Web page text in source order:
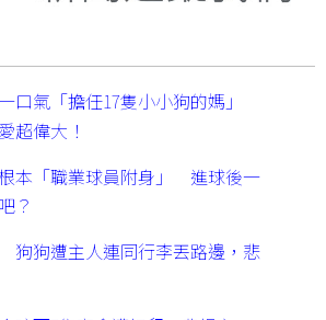
口氣「擔任17隻小小狗的媽」
超偉大！
本「職業球員附身」 進球後一
？
狗狗遭主人連同行李丟路邊，悲